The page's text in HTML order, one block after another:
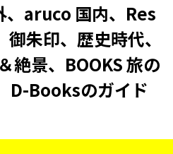
、aruco 国内、Res
朱印、歴史時代、
絶景、BOOKS 旅の
D-Booksのガイド